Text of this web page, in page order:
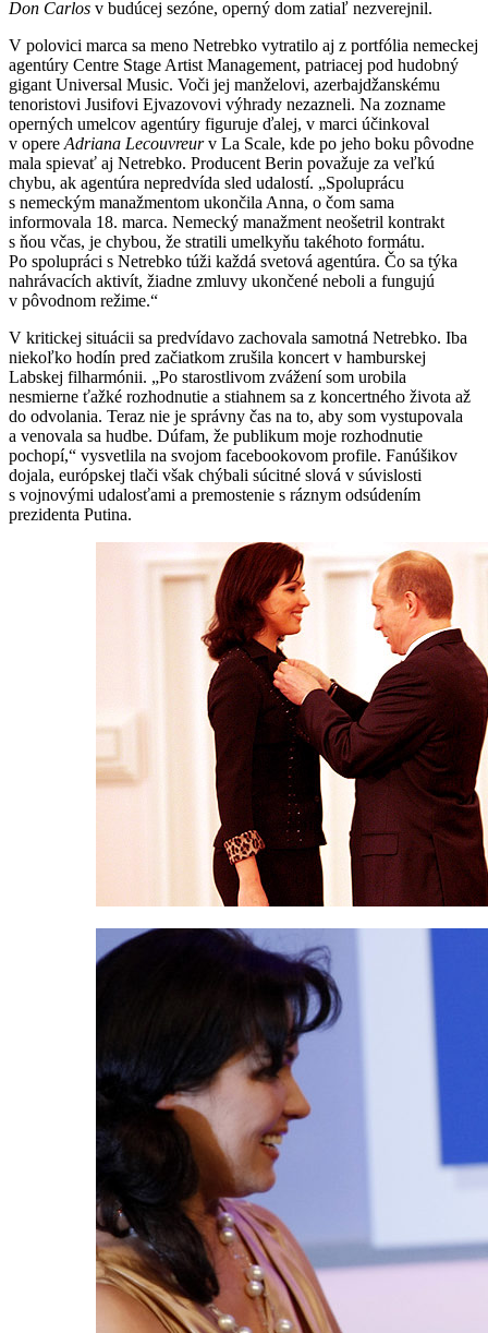
Don Carlos v budúcej sezóne, operný dom zatiaľ nezverejnil.
V polovici marca sa meno Netrebko vytratilo aj z portfólia nemeckej
agentúry Centre Stage Artist Management, patriacej pod hudobný
gigant Universal Music. Voči jej manželovi, azerbajdžanskému
tenoristovi Jusifovi Ejvazovovi výhrady nezazneli. Na zozname
operných umelcov agentúry figuruje ďalej, v marci účinkoval
v opere Adriana Lecouvreurv La Scale, kde po jeho boku pôvodne
mala spievať aj Netrebko. Producent Berin považuje za veľkú
chybu, ak agentúra nepredvída sled udalostí. „Spoluprácu
s nemeckým manažmentom ukončila Anna, o čom sama
informovala 18. marca. Nemecký manažment neošetril kontrakt
s ňou včas, je chybou, že stratili umelkyňu takéhoto formátu.
Po spolupráci s Netrebko túži každá svetová agentúra. Čo sa týka
nahrávacích aktivít, žiadne zmluvy ukončené neboli a fungujú
v pôvodnom režime.“
V kritickej situácii sa predvídavo zachovala samotná Netrebko. Iba
niekoľko hodín pred začiatkom zrušila koncert v hamburskej
Labskej filharmónii. „Po starostlivom zvážení som urobila
nesmierne ťažké rozhodnutie a stiahnem sa z koncertného života až
do odvolania. Teraz nie je správny čas na to, aby som vystupovala
a venovala sa hudbe. Dúfam, že publikum moje rozhodnutie
pochopí,“ vysvetlila na svojom facebookovom profile. Fanúšikov
dojala, európskej tlači však chýbali súcitné slová v súvislosti
s vojnovými udalosťami a premostenie s ráznym odsúdením
prezidenta Putina.